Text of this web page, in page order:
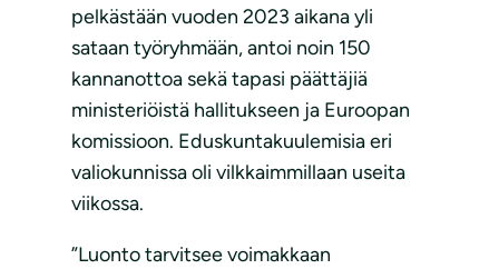
pelkästään vuoden 2023 aikana yli
sataan työryhmään, antoi noin 150
kannanottoa sekä tapasi päättäjiä
ministeriöistä hallitukseen ja Euroopan
komissioon. Eduskuntakuulemisia eri
valiokunnissa oli vilkkaimmillaan useita
viikossa.
”Luonto tarvitsee voimakkaan